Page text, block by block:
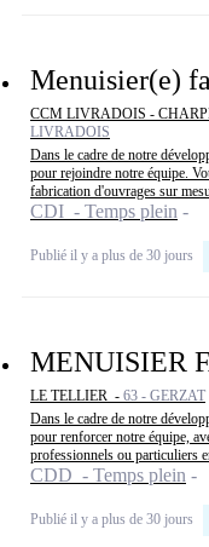
Menuisier(e)
CCM LIVRADOIS -
LIVRADOIS
Dans le cadre de notre
pour rejoindre notre équipe.
fabrication d'ouvrages sur
CDI - Temps plein
Publié il y a plus de 30 jours
MENUISIER
LE TELLIER - 63 - GERZAT
Dans le cadre de notre
pour renforcer notre équipe,
professionnels ou particuliers
CDD - Temps plein
Publié il y a plus de 30 jours